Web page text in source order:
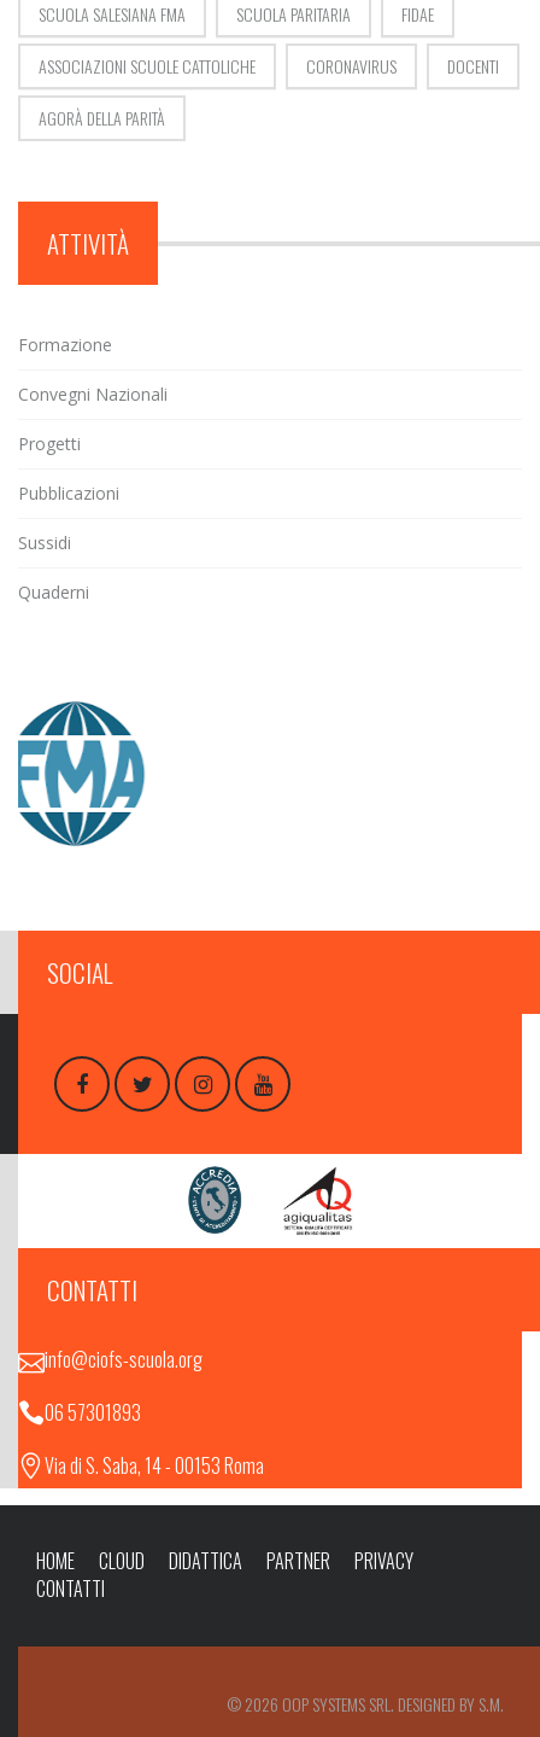
SCUOLA SALESIANA FMA SCUOLA PARITARIA FIDAE
ASSOCIAZIONI SCUOLE CATTOLICHE CORONAVIRUS DOCENTI
AGORÀ DELLA PARITÀ
ATTIVITÀ
Formazione
Convegni Nazionali
Progetti
Pubblicazioni
Sussidi
Quaderni
SOCIAL
CONTATTI
info@ciofs-scuola.org
06 57301893
Via di S. Saba, 14 - 00153 Roma
HOME CLOUD DIDATTICA PARTNER
PRIVACY
CONTATTI
© 2026 OOP SYSTEMS SRL. DESIGNED BY S.M.